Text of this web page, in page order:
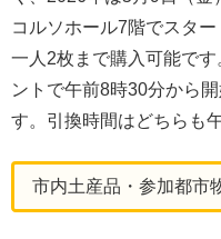
コルソホール7階でスタ
一人2枚まで購入可能で
ントで午前8時30分から
す。引換時間はどちらも
市内土産品・参加都市